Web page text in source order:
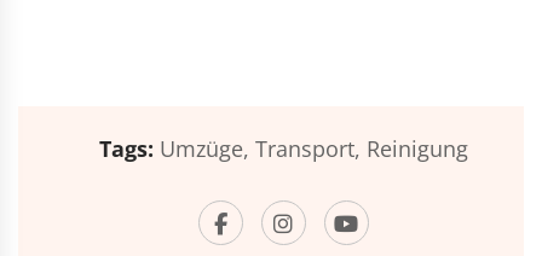
Tags: Umzüge, Transport, Reinigung